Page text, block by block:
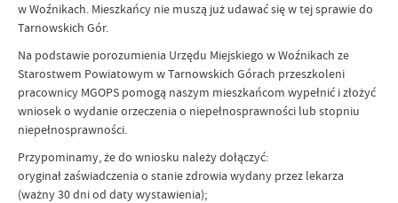
w Woźnikach. Mieszkańcy nie muszą już udawać się w tej sprawie do
Tarnowskich Gór.
Na podstawie porozumienia Urzędu Miejskiego w Woźnikach ze
Starostwem Powiatowym w Tarnowskich Górach przeszkoleni
pracownicy MGOPS pomogą naszym mieszkańcom wypełnić i złożyć
wniosek o wydanie orzeczenia o niepełnosprawności lub stopniu
niepełnosprawności.
Przypominamy, że do wniosku należy dołączyć:
oryginał zaświadczenia o stanie zdrowia wydany przez lekarza
(ważny 30 dni od daty wystawienia);